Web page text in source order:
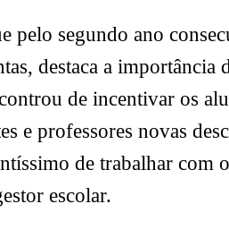
segundo ano
destaca a importância
de incentivar os
e professores novas
de trabalhar com
escolar.